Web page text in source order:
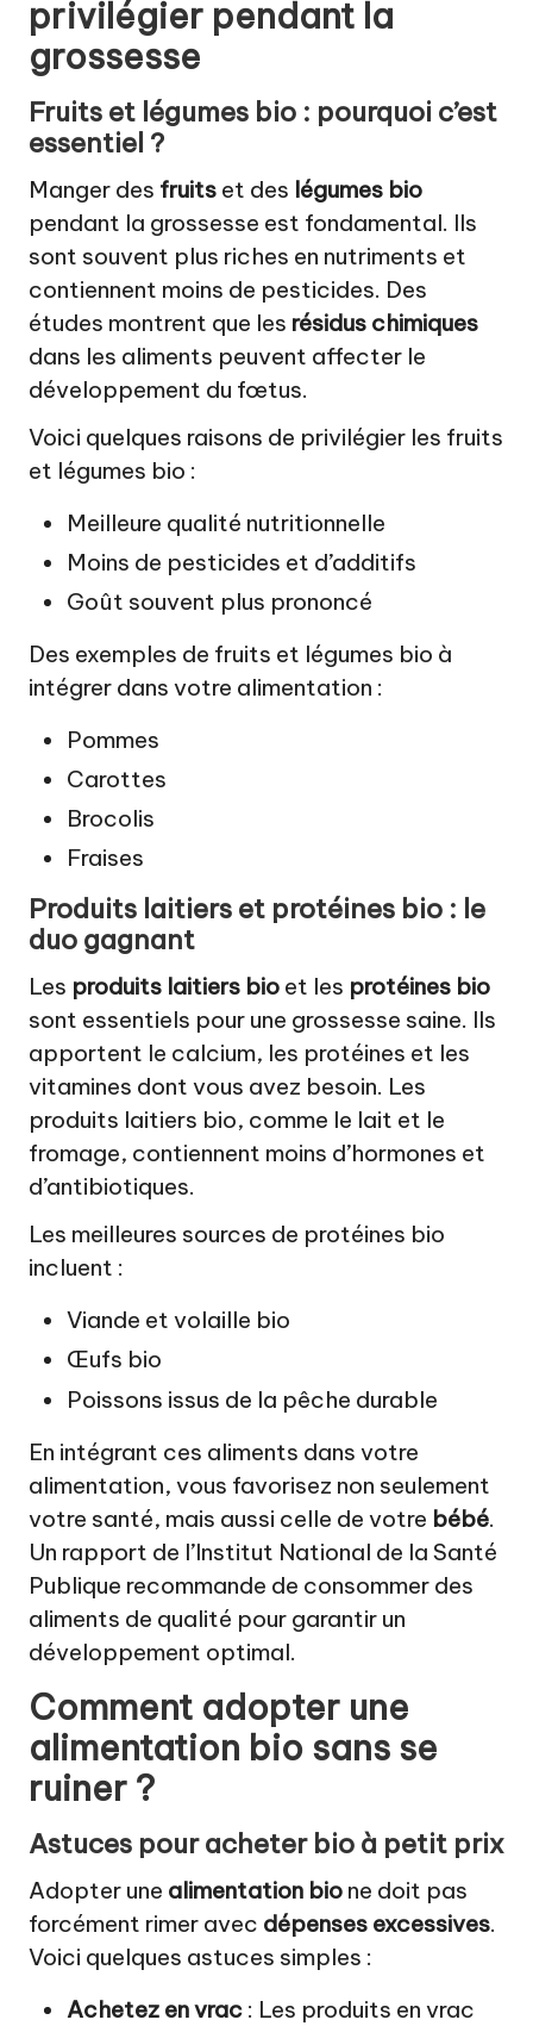
privilégier pendant la
grossesse
Fruits et légumes bio : pourquoi c’est
essentiel ?
Manger des fruits et des légumes bio
pendant la grossesse est fondamental. Ils
sont souvent plus riches en nutriments et
contiennent moins de pesticides. Des
études montrent que les résidus chimiques
dans les aliments peuvent affecter le
développement du fœtus.
Voici quelques raisons de privilégier les fruits
et légumes bio :
Meilleure qualité nutritionnelle
Moins de pesticides et d’additifs
Goût souvent plus prononcé
Des exemples de fruits et légumes bio à
intégrer dans votre alimentation :
Pommes
Carottes
Brocolis
Fraises
Produits laitiers et protéines bio : le
duo gagnant
Les produits laitiers bio et les protéines bio
sont essentiels pour une grossesse saine. Ils
apportent le calcium, les protéines et les
vitamines dont vous avez besoin. Les
produits laitiers bio, comme le lait et le
fromage, contiennent moins d’hormones et
d’antibiotiques.
Les meilleures sources de protéines bio
incluent :
Viande et volaille bio
Œufs bio
Poissons issus de la pêche durable
En intégrant ces aliments dans votre
alimentation, vous favorisez non seulement
votre santé, mais aussi celle de votre bébé.
Un rapport de l’Institut National de la Santé
Publique recommande de consommer des
aliments de qualité pour garantir un
développement optimal.
Comment adopter une
alimentation bio sans se
ruiner ?
Astuces pour acheter bio à petit prix
Adopter une alimentation bio ne doit pas
forcément rimer avec dépenses excessives.
Voici quelques astuces simples :
Achetez en vrac : Les produits en vrac